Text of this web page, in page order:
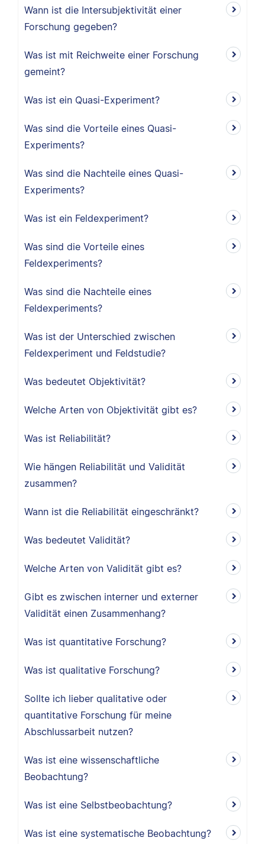
Wann ist die Intersubjektivität einer
Forschung gegeben?
Was ist mit Reichweite einer Forschung
gemeint?
Was ist ein Quasi-Experiment?
Was sind die Vorteile eines Quasi-
Experiments?
Was sind die Nachteile eines Quasi-
Experiments?
Was ist ein Feldexperiment?
Was sind die Vorteile eines
Feldexperiments?
Was sind die Nachteile eines
Feldexperiments?
Was ist der Unterschied zwischen
Feldexperiment und Feldstudie?
Was bedeutet Objektivität?
Welche Arten von Objektivität gibt es?
Was ist Reliabilität?
Wie hängen Reliabilität und Validität
zusammen?
Wann ist die Reliabilität eingeschränkt?
Was bedeutet Validität?
Welche Arten von Validität gibt es?
Gibt es zwischen interner und externer
Validität einen Zusammenhang?
Was ist quantitative Forschung?
Was ist qualitative Forschung?
Sollte ich lieber qualitative oder
quantitative Forschung für meine
Abschlussarbeit nutzen?
Was ist eine wissenschaftliche
Beobachtung?
Was ist eine Selbstbeobachtung?
Was ist eine systematische Beobachtung?